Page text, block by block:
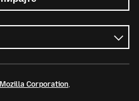
Mozilla Corporation,